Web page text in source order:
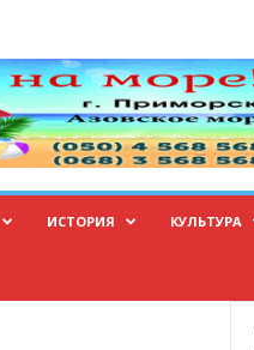
ИСТОРИЯ КУЛЬТУРА